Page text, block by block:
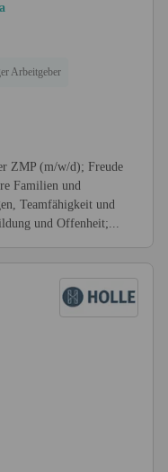
Arbeitgeber
ZMP (m/w/d); Freude
Familien und
Teamfähigkeit und
und Offenheit;...